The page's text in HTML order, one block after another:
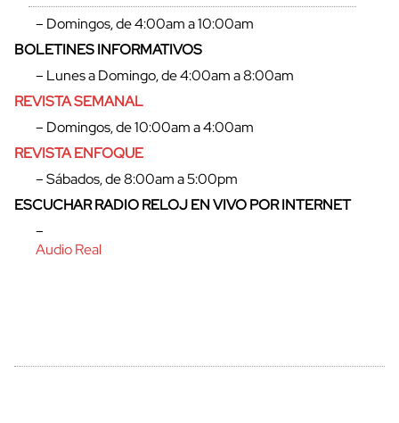
– Domingos, de 4:00am a 10:00am
BOLETINES INFORMATIVOS
– Lunes a Domingo, de 4:00am a 8:00am
REVISTA SEMANAL
– Domingos, de 10:00am a 4:00am
REVISTA ENFOQUE
– Sábados, de 8:00am a 5:00pm
ESCUCHAR RADIO RELOJ EN VIVO POR INTERNET
–
Audio Real